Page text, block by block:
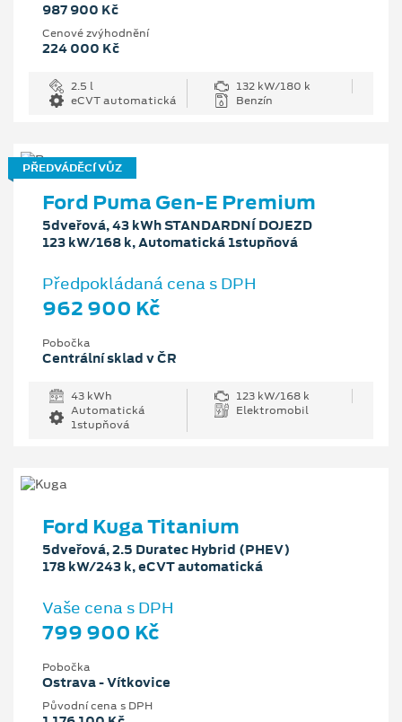
987 900 Kč
Cenové zvýhodnění
224 000 Kč
2.5 l
132 kW/180 k
eCVT automatická
Benzín
PŘEDVÁDĚCÍ VŮZ
Ford Puma Gen-E Premium
5dveřová, 43 kWh STANDARDNÍ DOJEZD
123 kW/168 k, Automatická 1stupňová
Předpokládaná cena s DPH
962 900 Kč
Pobočka
Centrální sklad v ČR
43 kWh
123 kW/168 k
Automatická
1stupňová
Elektromobil
Ford Kuga Titanium
5dveřová, 2.5 Duratec Hybrid (PHEV)
178 kW/243 k, eCVT automatická
Vaše cena s DPH
799 900 Kč
Pobočka
Ostrava - Vítkovice
Původní cena s DPH